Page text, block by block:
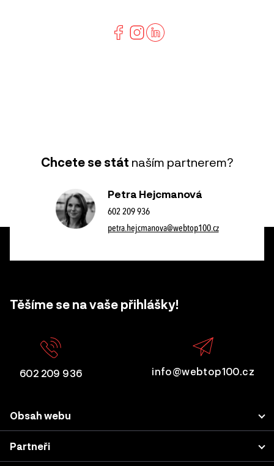
Chcete se stát naším partnerem?
Petra Hejcmanová
602 209 936
petra.hejcmanova@webtop100.cz
Těšíme se na vaše přihlášky!
602 209 936 info@webtop100.cz
Obsah webu
Porota
Přihlášení projektu
Partneři